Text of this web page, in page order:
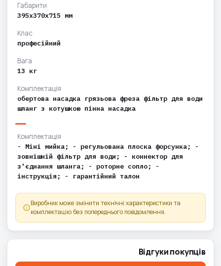
Габарити
395x370x715 мм
Клас
професійний
Вага
13 кг
Комплектація
обертова насадка грязьова фреза фільтр для води
шланг з котушкою пінна насадка
Комплектація
- Міні мийка; - регульована плоска форсунка; -
зовнішній фільтр для води; - коннектор для
з'єднання шланга; - роторне сопло; -
інструкція; - гарантійний талон
Виробник може змінити технічні характеристики та
комплектацію без попереднього повідомлення.
Відгуки покупців